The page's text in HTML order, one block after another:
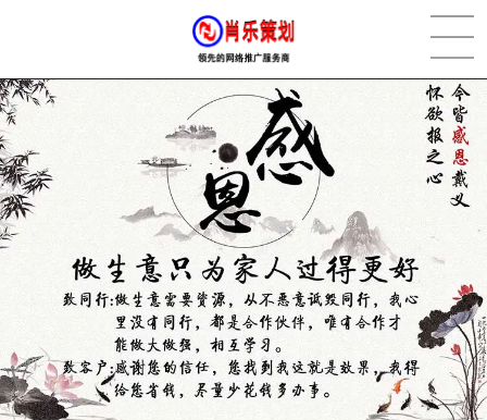
[2022-05-29] 实体门店如何做网络推广吸引客户，实体店网络营销技巧... 更多 >
[2022-05-04] 污水处理设备厂家产品如何做网络推广（污水处理项目网... 更多 >